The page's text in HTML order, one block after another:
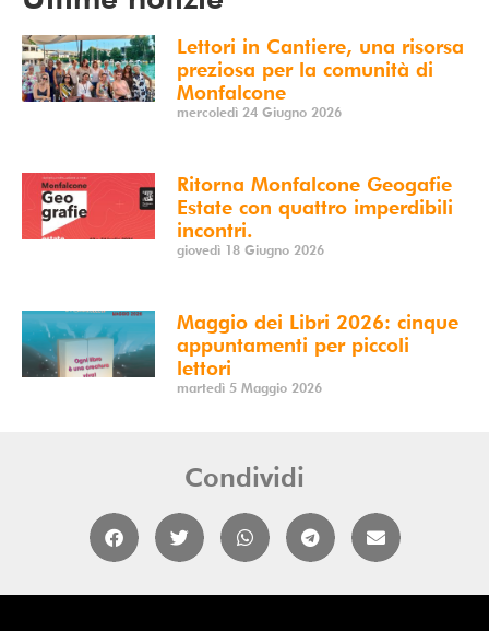
Lettori in Cantiere, una risorsa
preziosa per la comunità di
Monfalcone
mercoledì 24 Giugno 2026
Ritorna Monfalcone Geogafie
Estate con quattro imperdibili
incontri.
giovedì 18 Giugno 2026
Maggio dei Libri 2026: cinque
appuntamenti per piccoli
lettori
martedì 5 Maggio 2026
Condividi